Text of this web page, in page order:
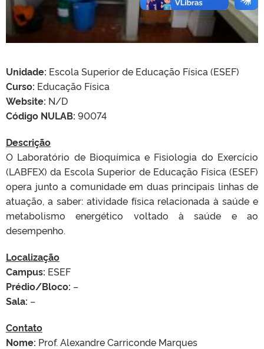
Unidade: Escola Superior de Educação Física (ESEF)
Curso: Educação Física
Website: N/D
Código NULAB: 90074
Descrição
O Laboratório de Bioquímica e Fisiologia do Exercício
(LABFEX) da Escola Superior de Educação Física (ESEF)
opera junto a comunidade em duas principais linhas de
atuação, a saber: atividade física relacionada à saúde e
metabolismo energético voltado à saúde e ao
desempenho.
Localização
Campus: ESEF
Prédio/Bloco: –
Sala: –
Contato
Nome: Prof. Alexandre Carriconde Marques